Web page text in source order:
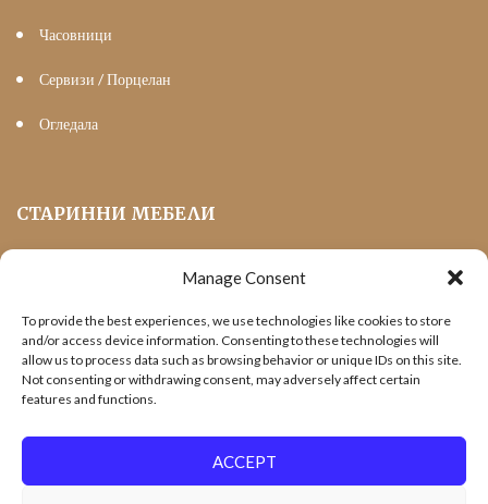
Manage Consent
To provide the best experiences, we use technologies like cookies to store
and/or access device information. Consenting to these technologies will
allow us to process data such as browsing behavior or unique IDs on this site.
Not consenting or withdrawing consent, may adversely affect certain
features and functions.
ACCEPT
Часовници
Сервизи / Порцелан
Огледала
СТАРИННИ МЕБЕЛИ
Трапезни маси и столове
Шкафове и витрини